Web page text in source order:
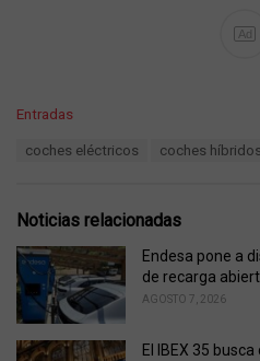
Ad
C
o
r
i
e
s
Entradas
:
coches eléctricos coches híbridos
Noticias relacionadas
Endesa pone a
de recarga
AGOSTO 7, 2026
El IBEX 35